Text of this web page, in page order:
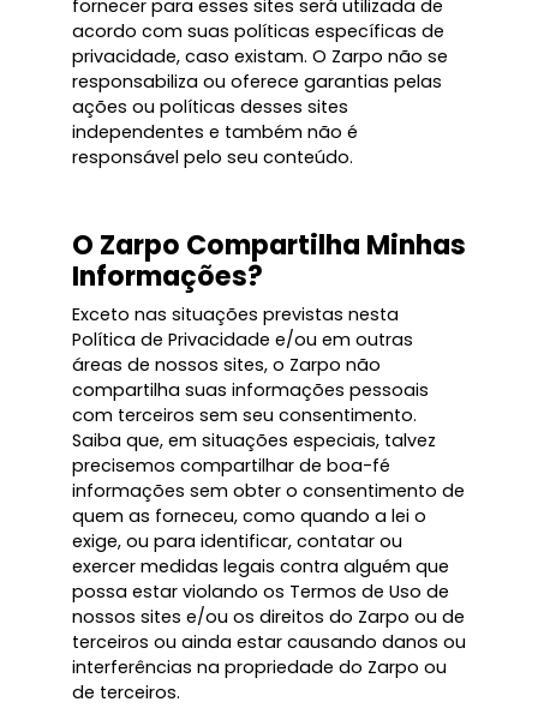
fornecer para esses sites será utilizada de
acordo com suas políticas específicas de
privacidade, caso existam. O Zarpo não se
responsabiliza ou oferece garantias pelas
ações ou políticas desses sites
independentes e também não é
responsável pelo seu conteúdo.
O Zarpo Compartilha Minhas
Informações?
Exceto nas situações previstas nesta
Política de Privacidade e/ou em outras
áreas de nossos sites, o Zarpo não
compartilha suas informações pessoais
com terceiros sem seu consentimento.
Saiba que, em situações especiais, talvez
precisemos compartilhar de boa-fé
informações sem obter o consentimento de
quem as forneceu, como quando a lei o
exige, ou para identificar, contatar ou
exercer medidas legais contra alguém que
possa estar violando os Termos de Uso de
nossos sites e/ou os direitos do Zarpo ou de
terceiros ou ainda estar causando danos ou
interferências na propriedade do Zarpo ou
de terceiros.